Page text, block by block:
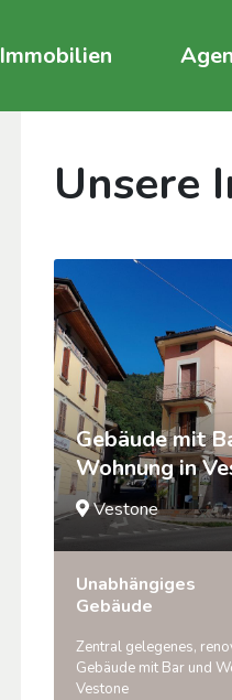
Immobilien
Unsere
Gebäude mit
Wohnung in
Vestone
Unabhängiges
Gebäude
Zentral gelegenes,
Gebäude mit Bar und
Vestone